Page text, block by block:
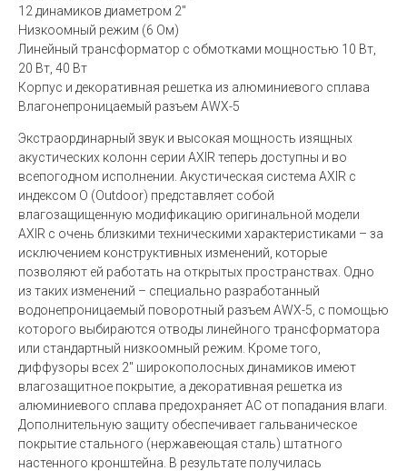
12 динамиков диаметром 2"
Низкоомный режим (6 Ом)
Линейный трансформатор с обмотками мощностью 10 Вт,
20 Вт, 40 Вт
Корпус и декоративная решетка из алюминиевого сплава
Влагонепроницаемый разъем AWX-5
Экстраординарный звук и высокая мощность изящных
акустических колонн серии AXIR теперь доступны и во
всепогодном исполнении. Акустическая система AXIR с
индексом O (Outdoor) представляет собой
влагозащищенную модификацию оригинальной модели
AXIR с очень близкими техническими характеристиками – за
исключением конструктивных изменений, которые
позволяют ей работать на открытых пространствах. Одно
из таких изменений – специально разработанный
водонепроницаемый поворотный разъем AWX-5, с помощью
которого выбираются отводы линейного трансформатора
или стандартный низкоомный режим. Кроме того,
диффузоры всех 2" широкополосных динамиков имеют
влагозащитное покрытие, а декоративная решетка из
алюминиевого сплава предохраняет АС от попадания влаги.
Дополнительную защиту обеспечивает гальваническое
покрытие стального (нержавеющая сталь) штатного
настенного кронштейна. В результате получилась